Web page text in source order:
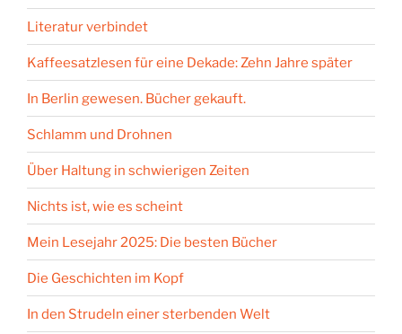
Literatur verbindet
Kaffeesatzlesen für eine Dekade: Zehn Jahre später
In Berlin gewesen. Bücher gekauft.
Schlamm und Drohnen
Über Haltung in schwierigen Zeiten
Nichts ist, wie es scheint
Mein Lesejahr 2025: Die besten Bücher
Die Geschichten im Kopf
In den Strudeln einer sterbenden Welt